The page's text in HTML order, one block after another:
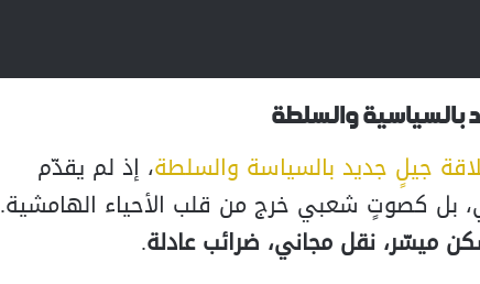
والسلطة
جيلٍ جديد بالسياسة والسلطة، إذ لم يقدّم
بل كصوتٍ شعبي خرج من قلب الأحياء الهامشية.
ميسّر، نقل مجاني، ضرائب عادلة.